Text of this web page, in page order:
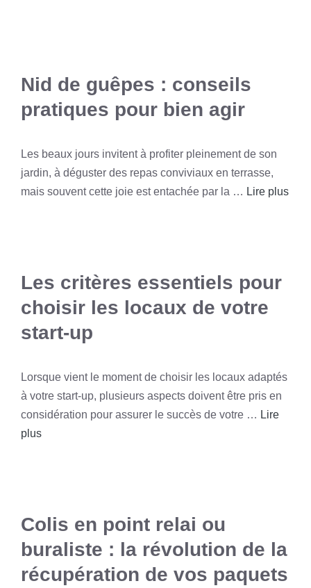
Nid de guêpes : conseils
pratiques pour bien agir
Les beaux jours invitent à profiter pleinement de son
jardin, à déguster des repas conviviaux en terrasse,
mais souvent cette joie est entachée par la … Lire plus
Les critères essentiels pour
choisir les locaux de votre
start-up
Lorsque vient le moment de choisir les locaux adaptés
à votre start-up, plusieurs aspects doivent être pris en
considération pour assurer le succès de votre … Lire
plus
Colis en point relai ou
buraliste : la révolution de la
récupération de vos paquets